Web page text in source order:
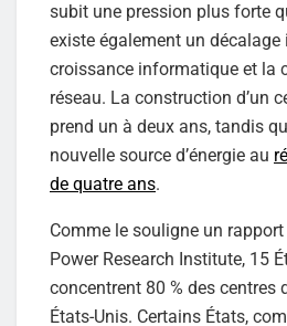
subit une pression plus forte
existe également un
croissance informatique et la
réseau. La construction d’un
prend un à deux ans, tandis
nouvelle source d’énergie au
de quatre ans.
Comme le souligne un rapport
Power Research Institute, 15
concentrent 80 % des centres
États-Unis. Certains États,